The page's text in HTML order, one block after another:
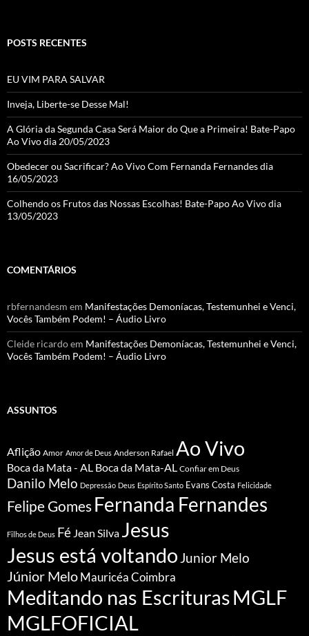
el
POSTS RECENTES
EU VIM PARA SALVAR
Inveja, Liberte-se Desse Mal!
A Glória da Segunda Casa Será Maior do Que a Primeira! Bate-Papo
Ao Vivo dia 20/05/2023
Obedecer ou Sacrificar? Ao Vivo Com Fernanda Fernandes dia
16/05/2023
Colhendo os Frutos das Nossas Escolhas! Bate-Papo Ao Vivo dia
13/05/2023
COMENTÁRIOS
rbfernandesm em Manifestações Demoníacas, Testemunhei e Venci,
Vocês Também Podem! – Áudio Livro
Cleide ricardoem Manifestações Demoníacas, Testemunhei e Venci,
Vocês Também Podem! – Áudio Livro
ASSUNTOS
Aflição Amor Amor de Deus Anderson Rafael Ao Vivo
Boca da Mata - AL Boca da Mata-AL Confiar em Deus
Danilo Melo Depressão Deus Espírito Santo Evans Costa Felicidade
Felipe Gomes Fernanda Fernandes
Filhos de Deus Fé Jean Silva Jesus
Jesus está voltando Junior Melo
Júnior Melo Mauricéa Coimbra
Meditando nas EscriturasMGLF
MGLFOFICIAL